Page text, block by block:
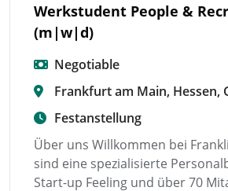
Werkstudent People &
(m|w|d)
Negotiable
Frankfurt am Main, Hessen,
Festanstellung
Über uns Willkommen bei
sind eine spezialisierte
Start-up Feeling und über 70